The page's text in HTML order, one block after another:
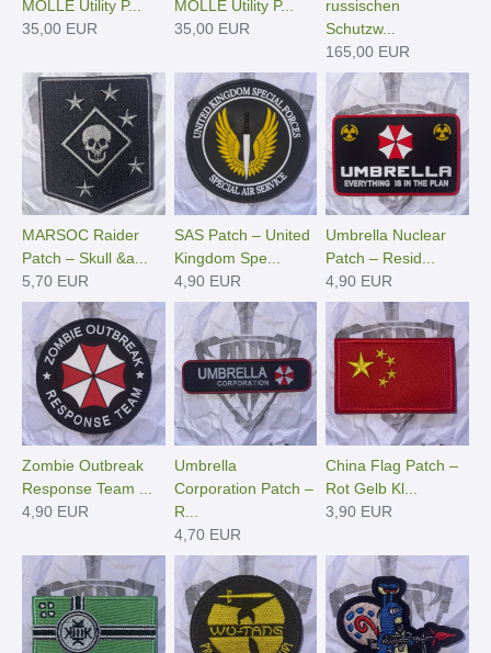
MOLLE Utility P...
35,00 EUR
MOLLE Utility P...
35,00 EUR
russischen
Schutzw...
165,00 EUR
MARSOC Raider
Patch – Skull &a...
5,70 EUR
SAS Patch – United
Kingdom Spe...
4,90 EUR
Umbrella Nuclear
Patch – Resid...
4,90 EUR
Zombie Outbreak
Response Team ...
4,90 EUR
Umbrella
Corporation Patch –
R...
4,70 EUR
China Flag Patch –
Rot Gelb Kl...
3,90 EUR